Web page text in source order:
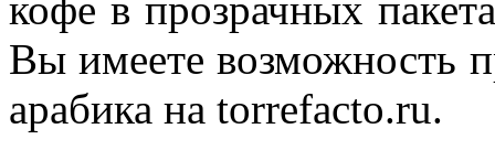
Вы имеете возможность
арабика на torrefacto.ru.